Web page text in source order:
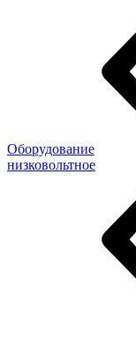
Оборудование
низковольтное